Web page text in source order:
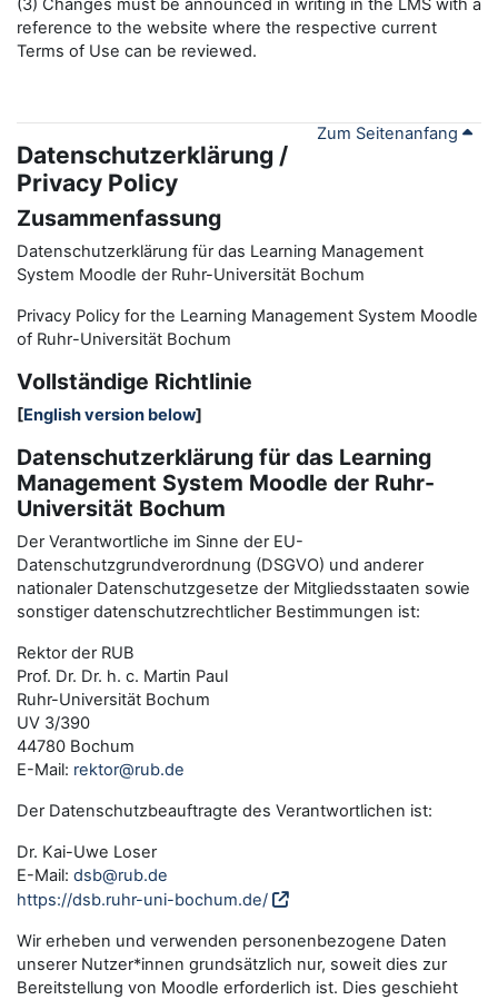
(3) Changes must be announced in writing in the LMS with a
reference to the website where the respective current
Terms of Use can be reviewed.
Zum Seitenanfang
Datenschutzerklärung /
Privacy Policy
Zusammenfassung
Datenschutzerklärung für das Learning Management
System Moodle der Ruhr-Universität Bochum
Privacy Policy for the Learning Management System Moodle
of Ruhr-Universität Bochum
Vollständige Richtlinie
[English version below]
Datenschutzerklärung für das Learning
Management System Moodle der Ruhr-
Universität Bochum
Der Verantwortliche im Sinne der EU-
Datenschutzgrundverordnung (DSGVO) und anderer
nationaler Datenschutzgesetze der Mitgliedsstaaten sowie
sonstiger datenschutzrechtlicher Bestimmungen ist:
Rektor der RUB
Prof. Dr. Dr. h. c. Martin Paul
Ruhr-Universität Bochum
UV 3/390
44780 Bochum
E-Mail: rektor@rub.de
Der Datenschutzbeauftragte des Verantwortlichen ist:
Dr. Kai-Uwe Loser
E-Mail: dsb@rub.de
https://dsb.ruhr-uni-bochum.de/
Wir erheben und verwenden personenbezogene Daten
unserer Nutzer*innen grundsätzlich nur, soweit dies zur
Bereitstellung von Moodle erforderlich ist. Dies geschieht